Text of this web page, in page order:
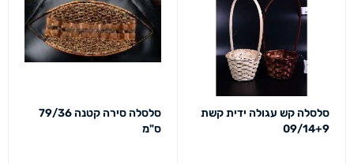
סלסלה קש עגולה ידית קשת
09/14+9
סלסלה סירה קטנה 79/36
ס"מ